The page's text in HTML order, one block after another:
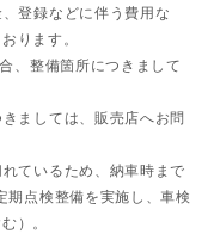
登録などに伴う費用な
ります。
、整備箇所につきまして
ましては、販売店へお問
ているため、納車時まで
期点検整備を実施し、車検
）。